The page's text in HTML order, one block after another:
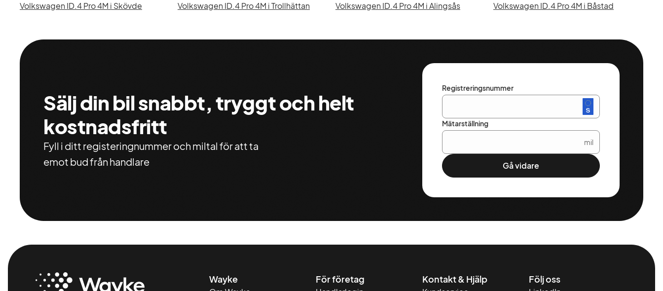
Volkswagen ID.4 Pro 4M i Skövde
Volkswagen ID.4 Pro 4M i Trollhättan Volkswagen ID.4 Pro 4M i Alingsås Volkswagen ID.4 Pro 4M i Båstad
Sälj din bil snabbt, tryggt och helt
kostnadsfritt
Fyll i ditt registeringnummer och miltal för att ta
emot bud från handlare
Registreringsnummer
Mätarställning
mil
Gå vidare
Wayke För företag Kontakt & Hjälp Följ oss